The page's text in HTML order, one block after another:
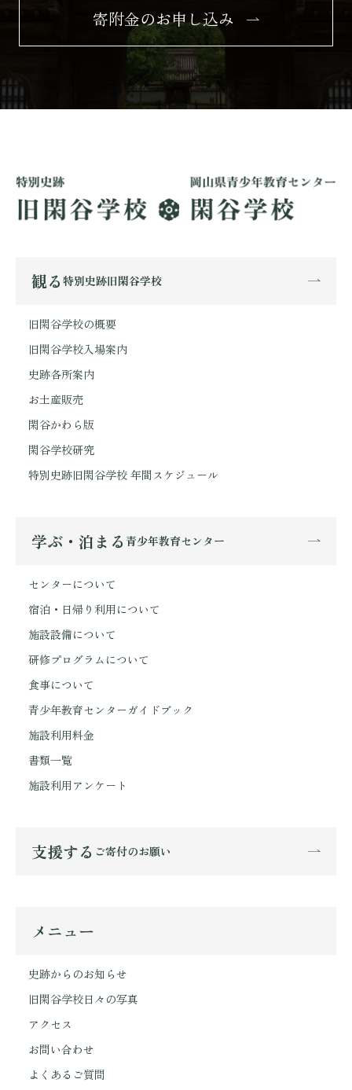
寄附金のお申し込み
観る 特別史跡旧閑谷学校
旧閑谷学校の概要
旧閑谷学校入場案内
史跡各所案内
お土産販売
閑谷かわら版
閑谷学校研究
特別史跡旧閑谷学校 年間スケジュール
学ぶ・泊まる 青少年教育センター
センターについて
宿泊・日帰り利用について
施設設備について
研修プログラムについて
食事について
青少年教育センターガイドブック
施設利用料金
書類一覧
施設利用アンケート
支援する ご寄付のお願い
メニュー
史跡からのお知らせ
旧閑谷学校日々の写真
アクセス
お問い合わせ
よくあるご質問